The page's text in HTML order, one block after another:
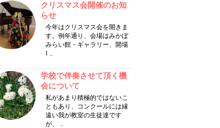
クリスマス会開催のお知
らせ
今年はクリスマス会を開きま
す。例年通り、会場はみかぼ
みらい館・ギャラリー、開場
1 …
学校で伴奏させて頂く機
会について
私があまり積極的ではないこ
ともあり、コンクールには縁
遠い我が教室の生徒達です
が、 …